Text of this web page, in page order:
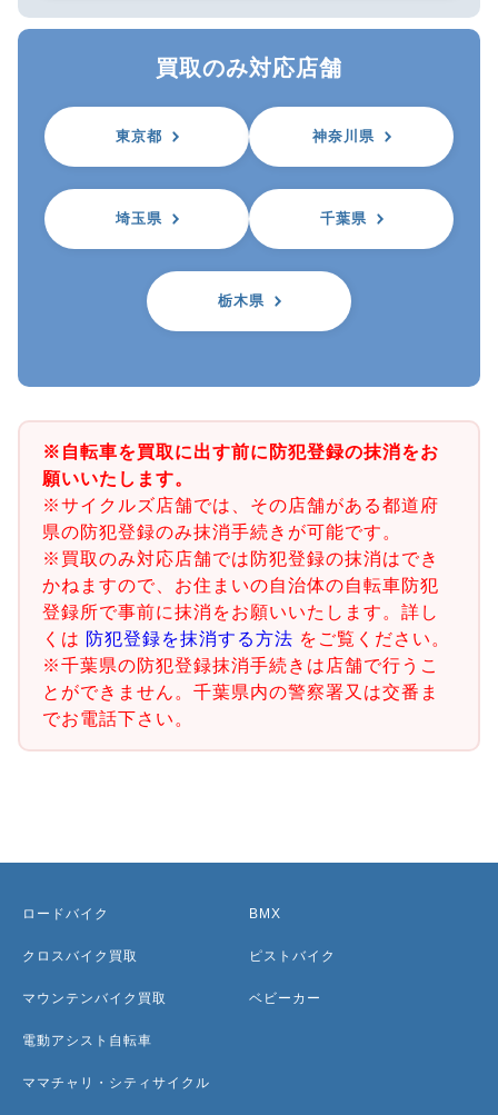
買取のみ対応店舗
東京都 神奈川県
埼玉県 千葉県
栃木県
※自転車を買取に出す前に防犯登録の抹消をお
願いいたします。
※サイクルズ店舗では、その店舗がある都道府
県の防犯登録のみ抹消手続きが可能です。
※買取のみ対応店舗では防犯登録の抹消はでき
かねますので、お住まいの自治体の自転車防犯
登録所で事前に抹消をお願いいたします。詳し
くは 防犯登録を抹消する方法 をご覧ください。
※千葉県の防犯登録抹消手続きは店舗で行うこ
とができません。千葉県内の警察署又は交番ま
でお電話下さい。
ロードバイク
クロスバイク買取
マウンテンバイク買取
電動アシスト自転車
ママチャリ・シティサイクル
BMX
ピストバイク
ベビーカー